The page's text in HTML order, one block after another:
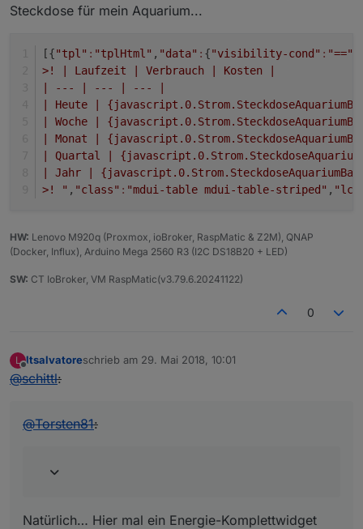
Steckdose für mein Aquarium...
[{"tpl" : "tplHtml" , "data" : {"visibility-cond" : "=="
>! | Laufzeit | Verbrauch | Kosten |
| --- | --- | --- |
| Heute |
| Woche |
| Monat |
| Quartal |
| Jahr |
>! " , "class" : "mdui-table mdui-table-striped" , "lc-
HW: Lenovo M920q (Proxmox, ioBroker, RaspMatic & Z2M), QNAP
(Docker, Influx), Arduino Mega 2560 R3 (I2C DS18B20 + LED)
SW: CT IoBroker, VM RaspMatic(v3.79.6.20241122)
0
L
Offline
ltsalvatoreschrieb am 29. Mai 2018, 10:01
zuletzt editiert von
@schittl:
@Torsten81:
Natürlich… Hier mal ein Energie-Komplettwidget